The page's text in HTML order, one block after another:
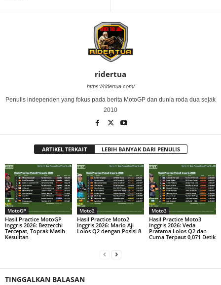
ridertua
https://ridertua.com/
Penulis independen yang fokus pada berita MotoGP dan dunia roda dua sejak
2010
ARTIKEL TERKAIT LEBIH BANYAK DARI PENULIS
MotoGP
Hasil Practice MotoGP
Inggris 2026: Bezzecchi
Tercepat, Toprak Masih
Kesulitan
Moto2
Hasil Practice Moto2
Inggris 2026: Mario Aji
Lolos Q2 dengan Posisi 8
Moto3
Hasil Practice Moto3
Inggris 2026: Veda
Pratama Lolos Q2 dan
Cuma Terpaut 0,071 Detik
TINGGALKAN BALASAN